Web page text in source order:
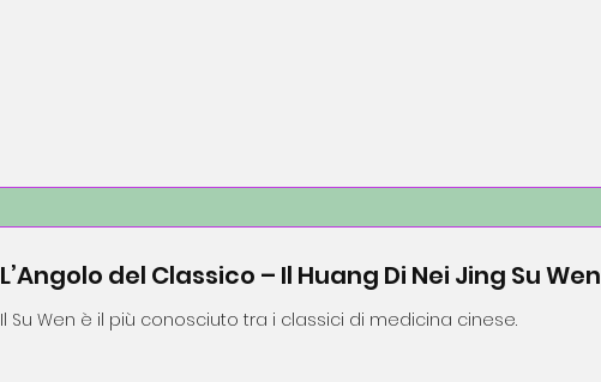
L’Angolo del Classico – Il Huang Di Nei Jing Su Wen
Il Su Wen è il più conosciuto tra i classici di medicina cinese.